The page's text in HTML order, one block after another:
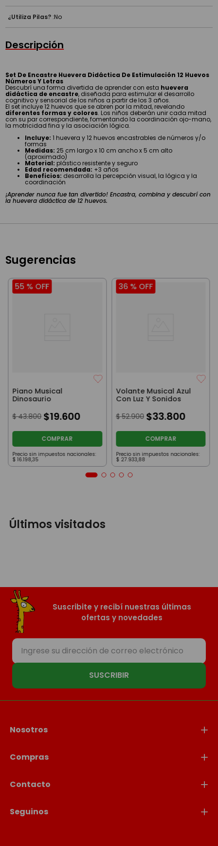
¿Utiliza Pilas? :No
Descripción
Set De Encastre Huevera Didáctica De Estimulación 12 Huevos
Números Y Letras
Descubrí una forma divertida de aprender con esta huevera
didáctica de encastre, diseñada para estimular el desarrollo
cognitivo y sensorial de los niños a partir de los 3 años.
El set incluye 12 huevos que se abren por la mitad, revelando
diferentes formas y colores. Los niños deberán unir cada mitad
con su par correspondiente, fomentando la coordinación ojo-mano,
la motricidad fina y la asociación lógica.
Incluye: 1 huevera y 12 huevos encastrables de números y/o
formas
Medidas: 25 cm largo x 10 cm ancho x 5 cm alto
(aproximado)
Material: plástico resistente y seguro
Edad recomendada: +3 años
Beneficios: desarrolla la percepción visual, la lógica y la
coordinación
¡Aprender nunca fue tan divertido! Encastra, combina y descubrí con
la huevera didáctica de 12 huevos.
Sugerencias
55 % OFF
Piano Musical
Dinosaurio
$ 43.800 $19.600
COMPRAR
Precio sin impuestos nacionales:
$ 16.198,35
36 % OFF
Volante Musical Azul
Con Luz Y Sonidos
$ 52.900 $33.800
COMPRAR
Precio sin impuestos nacionales:
$ 27.933,88
Últimos visitados
Suscribite y recibí nuestras últimas
ofertas y novedades
SUSCRIBIR
Nosotros
Compras
Contacto
Seguinos